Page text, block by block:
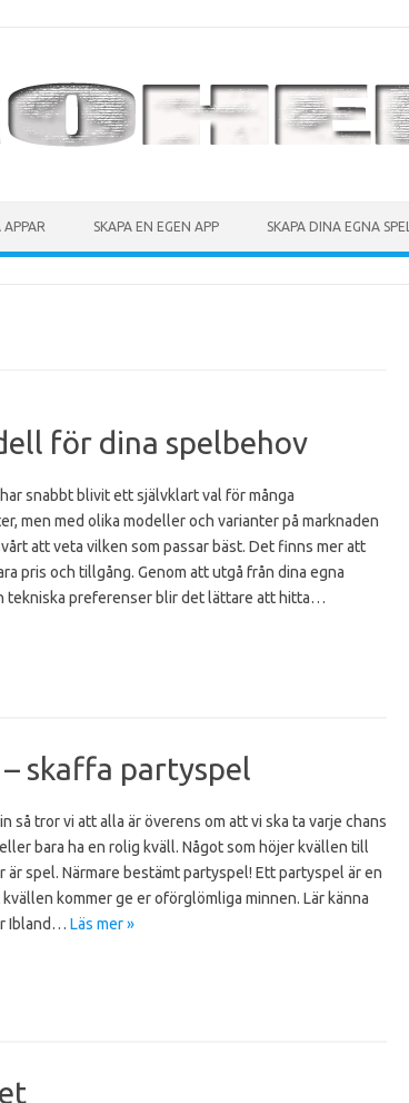
APPAR SKAPA EN EGEN APP SKAPA DINA EGNA SPEL
för dina spelbehov
snabbt blivit ett självklart val för många
men med olika modeller och varianter på marknaden
att veta vilken som passar bäst. Det finns mer att
pris och tillgång. Genom att utgå från dina egna
tekniska preferenser blir det lättare att hitta…
skaffa partyspel
så tror vi att alla är överens om att vi ska ta varje chans
bara ha en rolig kväll. Något som höjer kvällen till
är spel. Närmare bestämt partyspel! Ett partyspel är en
kommer ge er oförglömliga minnen. Lär känna
Ibland… Läs mer »